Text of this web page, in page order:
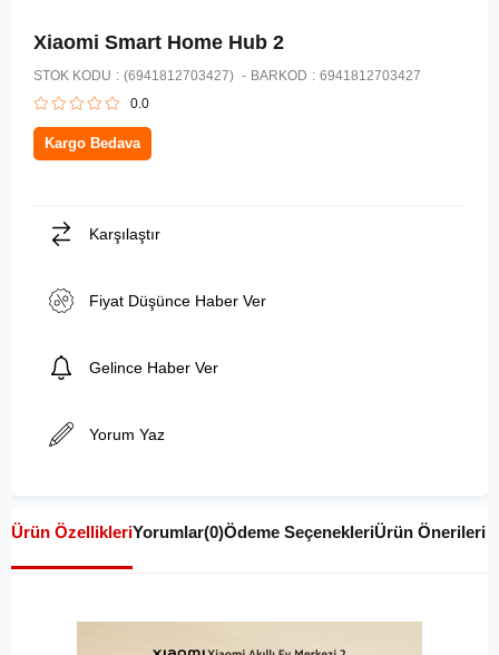
Xiaomi Smart Home Hub 2
STOK KODU (6941812703427) BARKOD : 6941812703427
0.0
Kargo Bedava
Karşılaştır
Fiyat Düşünce Haber Ver
Gelince Haber Ver
Yorum Yaz
Ürün ÖzellikleriYorumlar(0)Ödeme SeçenekleriÜrün Önerileri